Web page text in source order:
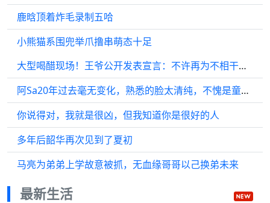
鹿晗顶着炸毛录制五哈
小熊猫系围兜举爪撸串萌态十足
大型喝醋现场！王爷公开发表宣言：不许再为不相干的人操心！
阿Sa20年过去毫无变化，熟悉的脸太清纯，不愧是童颜女神
你说得对，我就是很凶，但我知道你是很好的人
多年后韶华再次见到了夏初
马亮为弟弟上学故意被抓，无血缘哥哥以己换弟未来
最新生活